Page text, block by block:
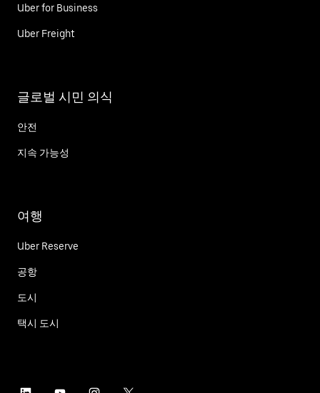
Uber for Business
Uber Freight
글로벌 시민 의식
안전
지속 가능성
여행
Uber Reserve
공항
도시
택시 도시